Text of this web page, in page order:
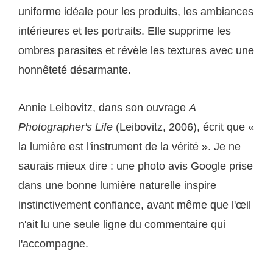
uniforme idéale pour les produits, les ambiances
intérieures et les portraits. Elle supprime les
ombres parasites et révèle les textures avec une
honnêteté désarmante.
Annie Leibovitz, dans son ouvrageA
Photographer's Life (Leibovitz, 2006), écrit que «
la lumière est l'instrument de la vérité ». Je ne
saurais mieux dire : une photo avis Google prise
dans une bonne lumière naturelle inspire
instinctivement confiance, avant même que l'œil
n'ait lu une seule ligne du commentaire qui
l'accompagne.